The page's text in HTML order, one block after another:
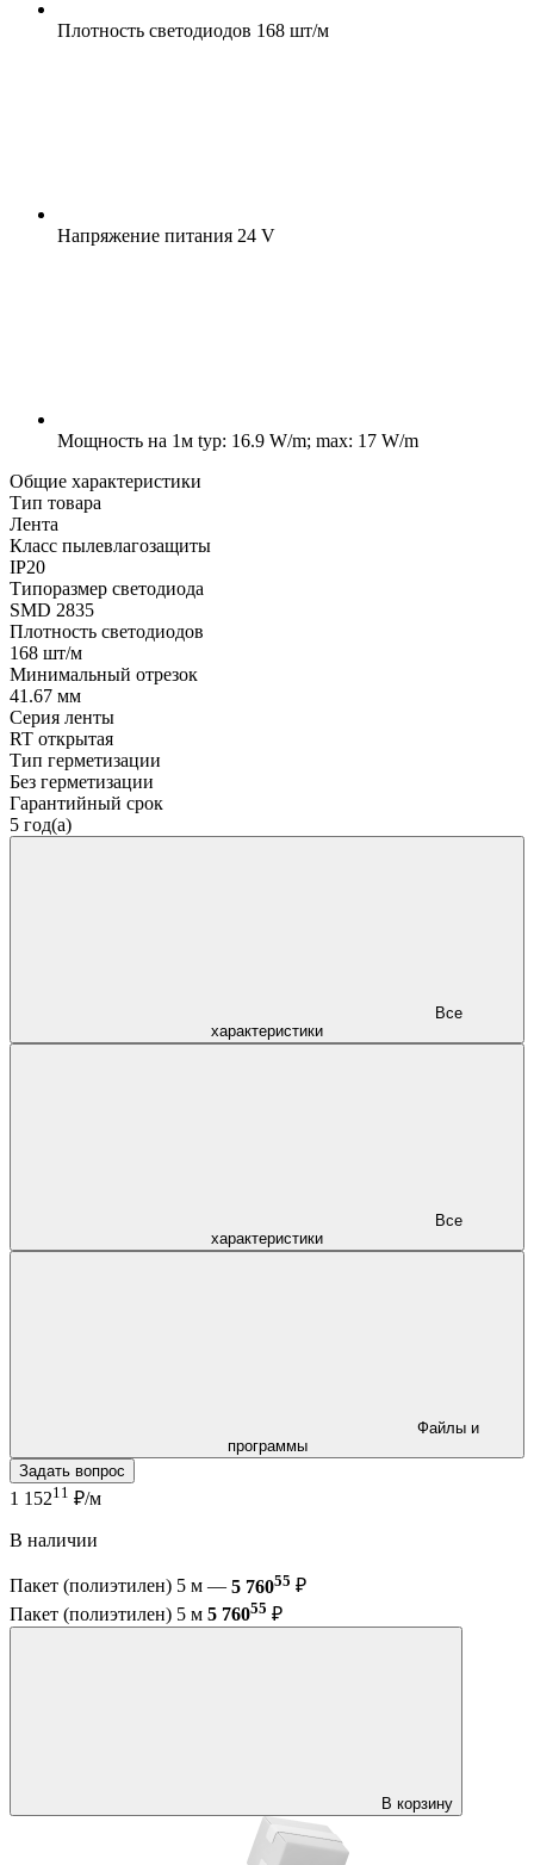
Плотность светодиодов 168 шт/м
Напряжение питания 24 V
Мощность на 1м typ: 16.9 W/m; max: 17 W/m
Общие характеристики
Тип товара
Лента
Класс пылевлагозащиты
IP20
Типоразмер светодиода
SMD 2835
Плотность светодиодов
168 шт/м
Минимальный отрезок
41.67 мм
Серия ленты
RT открытая
Тип герметизации
Без герметизации
Гарантийный срок
5 год(а)
характеристики
характеристики
программы
Задать вопрос
1 15211 ₽/м
В наличии
Пакет (полиэтилен) 5 м — 5 76055 ₽
Пакет (полиэтилен) 5 м 5 76055 ₽
В корзину